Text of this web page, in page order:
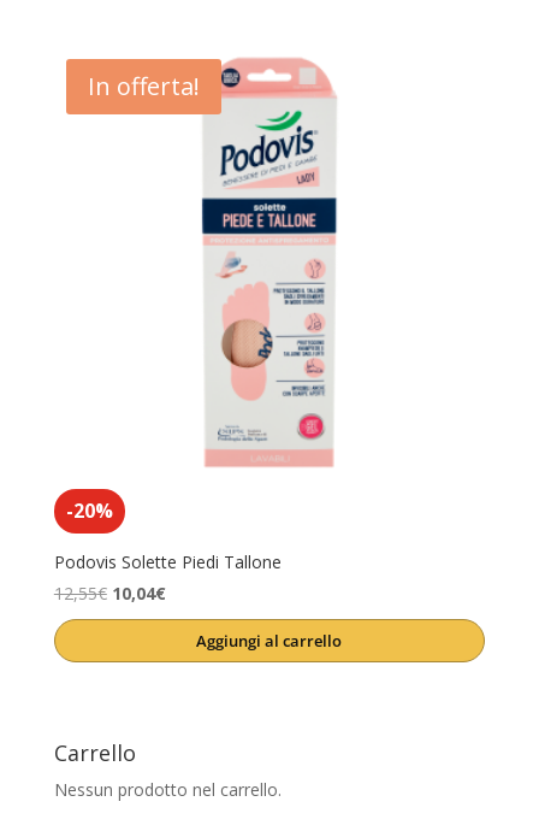
In offerta!
-20%
Podovis Solette Piedi Tallone
12,55€ Il
prezzo
10,04€Il
prezzo
attualeAggiungi al carrello
Carrello
Nessun prodotto nel carrello.